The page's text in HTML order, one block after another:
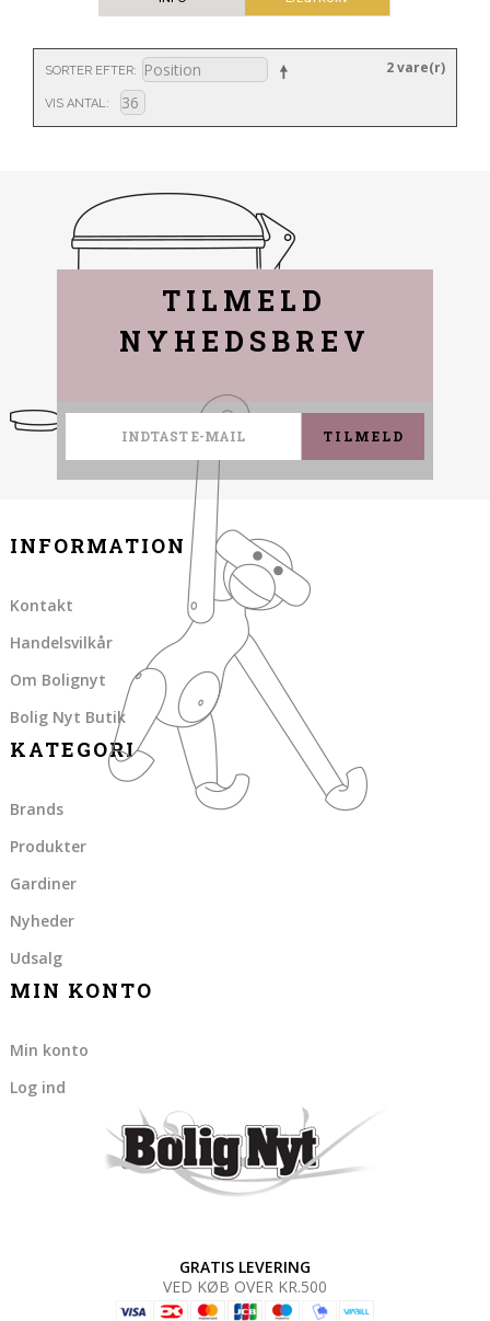
SORTER EFTER
VIS ANTAL
2 vare(r)
TILMELD
NYHEDSBREV
TILMELD
INFORMATION
Kontakt
Handelsvilkår
Om Bolignyt
Bolig Nyt Butik
KATEGORI
Brands
Produkter
Gardiner
Nyheder
Udsalg
MIN KONTO
Min konto
Log ind
GRATIS LEVERING
VED KØB OVER KR.500